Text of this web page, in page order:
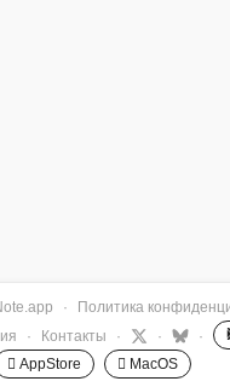
· Политика
· Контакты · · ·
 AppStore
 MacOS